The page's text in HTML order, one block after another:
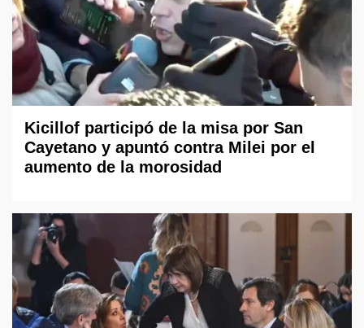
Kicillof participó de la misa por San
Cayetano y apuntó contra Milei por el
aumento de la morosidad